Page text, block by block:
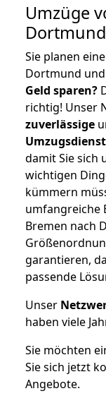
Umzüge
Sie planen
Dortmund
Geld sparen?
richtig! Unser
zuverlässige
damit Sie sich
wichtigen
kümmern
umfangreiche
Bremen nach
garantieren,
passende
Unser
haben viele
Sie möchten
Sie sich jetzt
Angebote.